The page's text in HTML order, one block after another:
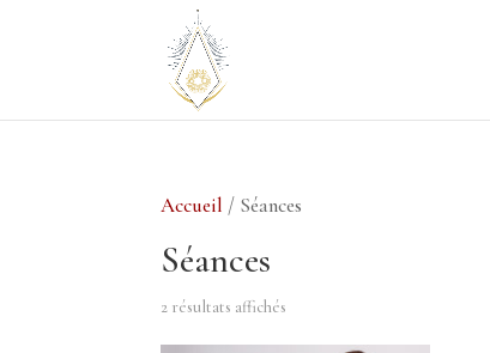
Accueil / Séances
Séances
2 résultats affichés